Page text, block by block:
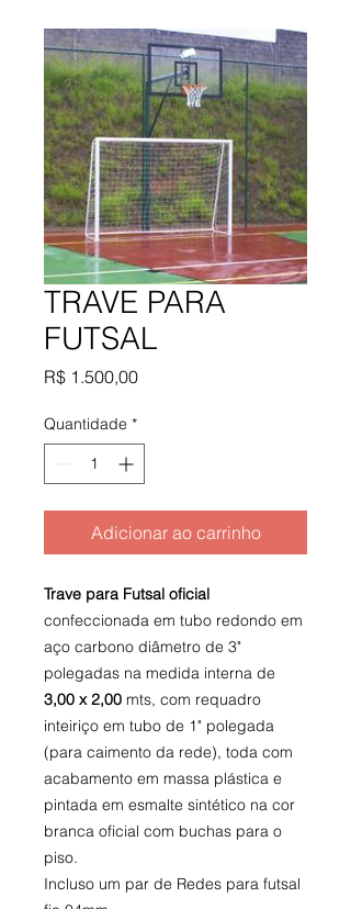
TRAVE PARA
FUTSAL
R$ 1.500,00Preço
Quantidade *
Adicionar ao carrinho
Trave para Futsal oficial
confeccionada em tubo redondo em
aço carbono diâmetro de 3"
polegadas na medida interna de
3,00 x 2,00 mts, com requadro
inteiriço em tubo de 1" polegada
(para caimento da rede), toda com
acabamento em massa plástica e
pintada em esmalte sintético na cor
branca oficial com buchas para o
piso.
Incluso um par de Redes para futsal